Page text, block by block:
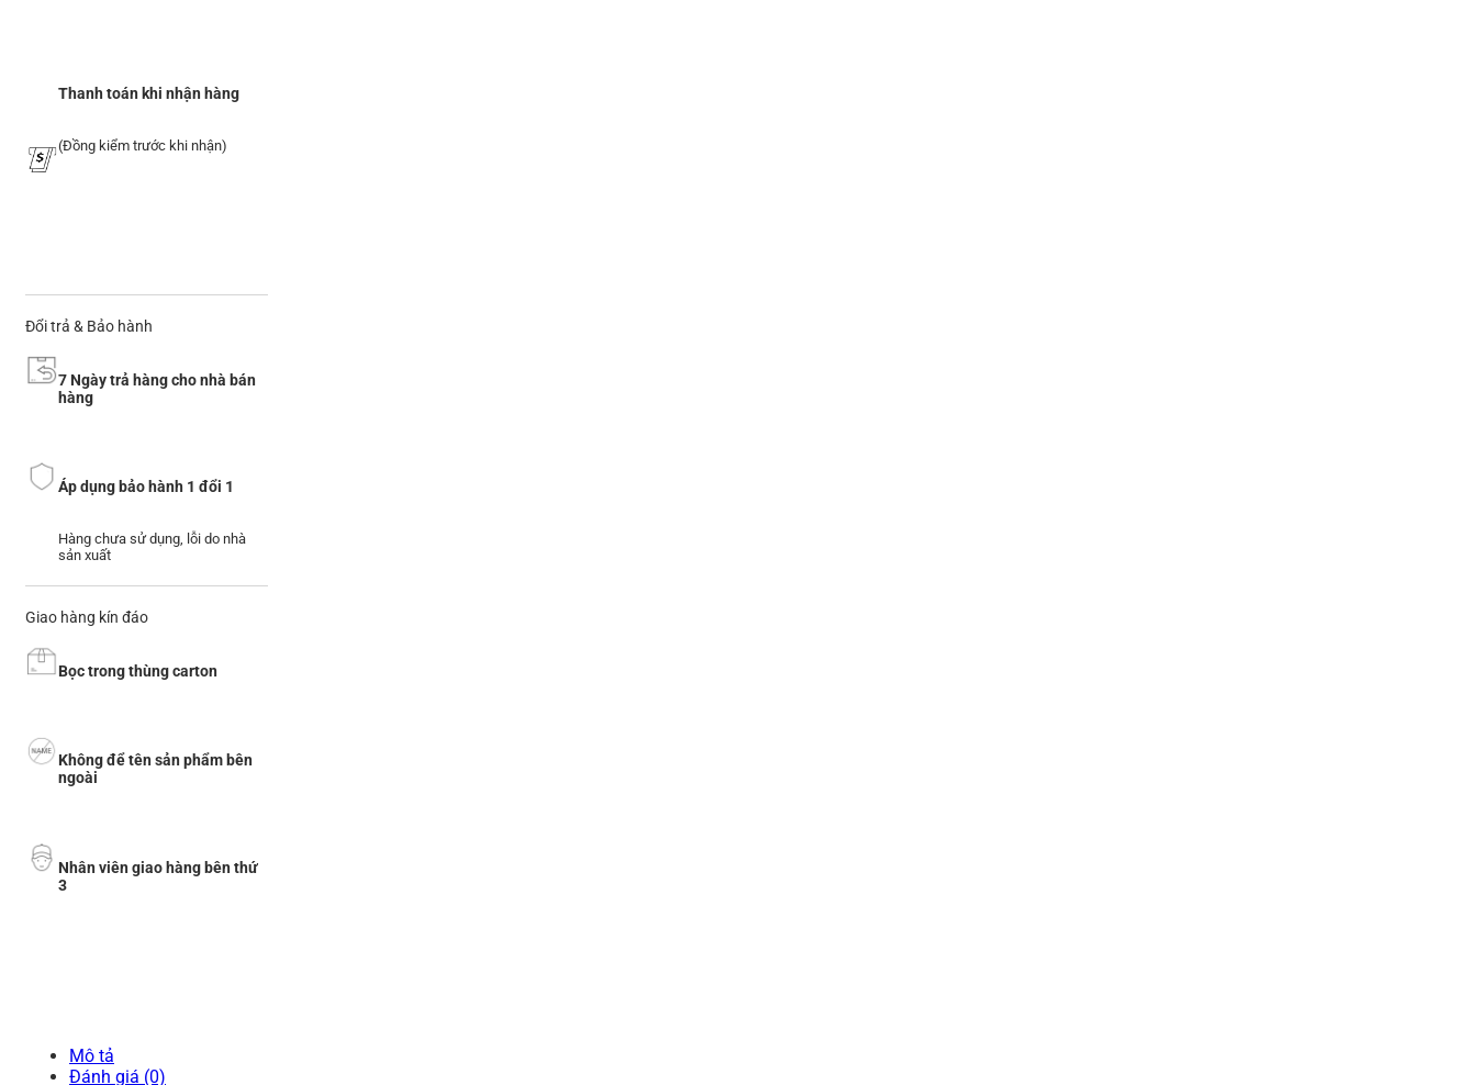
Thanh toán khi nhận hàng
(Đồng kiểm trước khi nhận)
Đổi trả & Bảo hành
7 Ngày trả hàng cho nhà bán
hàng
Áp dụng bảo hành 1 đổi 1
Hàng chưa sử dụng, lỗi do nhà
sản xuất
Giao hàng kín đáo
Bọc trong thùng carton
Không để tên sản phẩm bên
ngoài
Nhân viên giao hàng bên thứ
3
Mô tả
Đánh giá (0)